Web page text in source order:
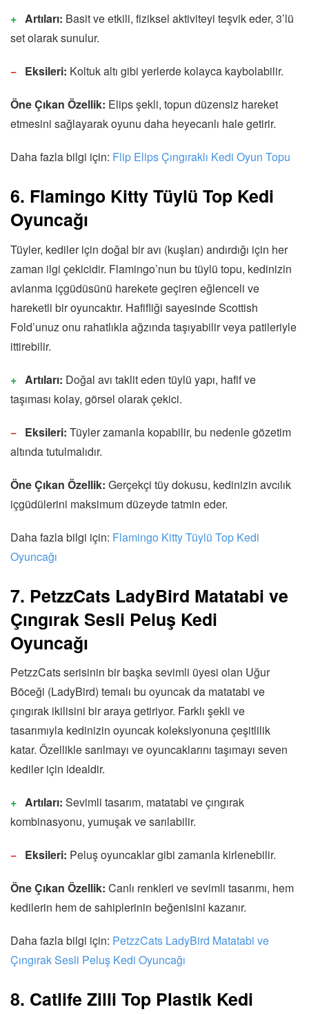
Artıları: Basit ve etkili, fiziksel aktiviteyi teşvik eder, 3’lü
set olarak sunulur.
Eksileri: Koltuk altı gibi yerlerde kolayca kaybolabilir.
Öne Çıkan Özellik: Elips şekli, topun düzensiz hareket
etmesini sağlayarak oyunu daha heyecanlı hale getirir.
Daha fazla bilgi için: Flip Elips Çıngıraklı Kedi Oyun Topu
6. Flamingo Kitty Tüylü Top Kedi
Oyuncağı
Tüyler, kediler için doğal bir avı (kuşları) andırdığı için her
zaman ilgi çekicidir. Flamingo’nun bu tüylü topu, kedinizin
avlanma içgüdüsünü harekete geçiren eğlenceli ve
hareketli bir oyuncaktır. Hafifliği sayesinde Scottish
Fold’unuz onu rahatlıkla ağzında taşıyabilir veya patileriyle
ittirebilir.
Artıları: Doğal avı taklit eden tüylü yapı, hafif ve
taşıması kolay, görsel olarak çekici.
Eksileri: Tüyler zamanla kopabilir, bu nedenle gözetim
altında tutulmalıdır.
Öne Çıkan Özellik: Gerçekçi tüy dokusu, kedinizin avcılık
içgüdülerini maksimum düzeyde tatmin eder.
Daha fazla bilgi için: Flamingo Kitty Tüylü Top Kedi
Oyuncağı
7. PetzzCats LadyBird Matatabi ve
Çıngırak Sesli Peluş Kedi
Oyuncağı
PetzzCats serisinin bir başka sevimli üyesi olan Uğur
Böceği (LadyBird) temalı bu oyuncak da matatabi ve
çıngırak ikilisini bir araya getiriyor. Farklı şekli ve
tasarımıyla kedinizin oyuncak koleksiyonuna çeşitlilik
katar. Özellikle sarılmayı ve oyuncaklarını taşımayı seven
kediler için idealdir.
Artıları: Sevimli tasarım, matatabi ve çıngırak
kombinasyonu, yumuşak ve sarılabilir.
Eksileri: Peluş oyuncaklar gibi zamanla kirlenebilir.
Öne Çıkan Özellik: Canlı renkleri ve sevimli tasarımı, hem
kedilerin hem de sahiplerinin beğenisini kazanır.
Daha fazla bilgi için: PetzzCats LadyBird Matatabi ve
Çıngırak Sesli Peluş Kedi Oyuncağı
8. Catlife Zilli Top Plastik Kedi